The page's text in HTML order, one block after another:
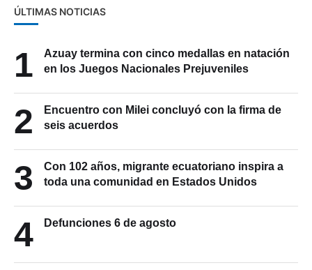
ÚLTIMAS NOTICIAS
1
Azuay termina con cinco medallas en natación
en los Juegos Nacionales Prejuveniles
2
Encuentro con Milei concluyó con la firma de
seis acuerdos
3
Con 102 años, migrante ecuatoriano inspira a
toda una comunidad en Estados Unidos
4 Defunciones 6 de agosto